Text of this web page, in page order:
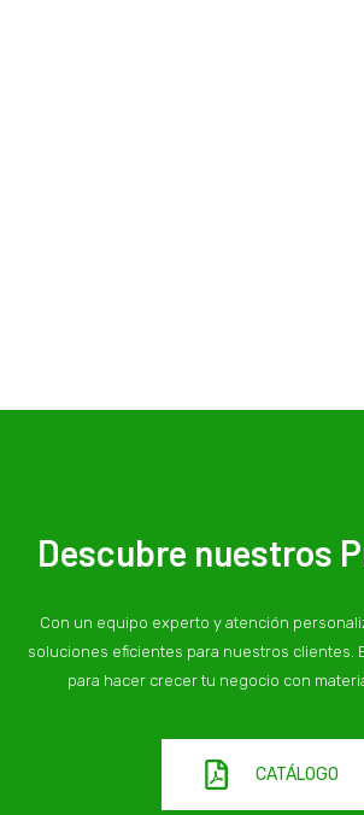
Descubre nuestros
Con un equipo experto y atención
soluciones eficientes para nuestros clientes.
para hacer crecer tu negocio con
CATÁLOGO